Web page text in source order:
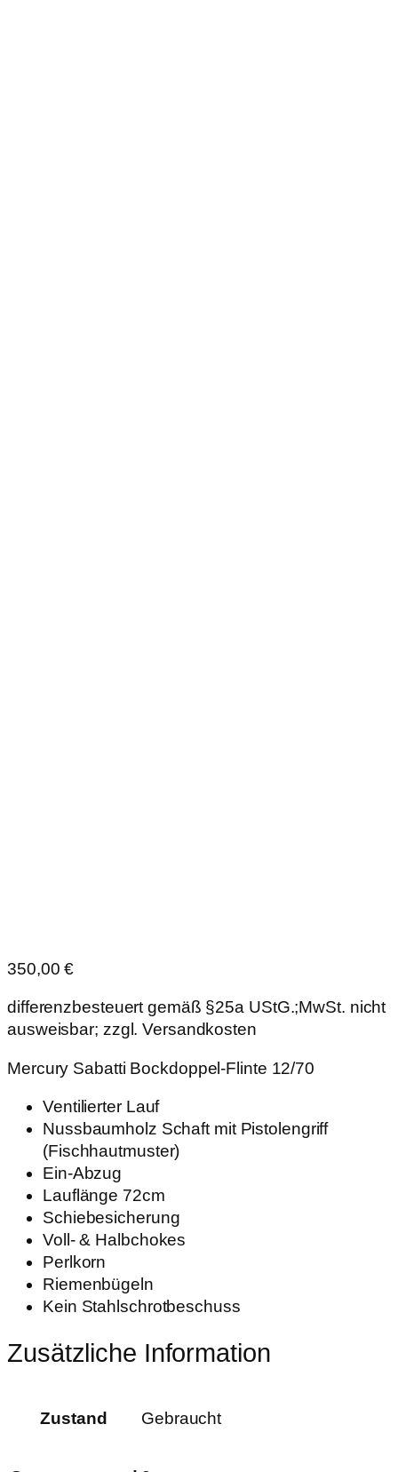
350,00€
differenzbesteuert gemäß §25a UStG.;MwSt. nicht
ausweisbar; zzgl. Versandkosten
Mercury Sabatti Bockdoppel-Flinte 12/70
Ventilierter Lauf
Nussbaumholz Schaft mit Pistolengriff
(Fischhautmuster)
Ein-Abzug
Lauflänge 72cm
Schiebesicherung
Voll- & Halbchokes
Perlkorn
Riemenbügeln
Kein Stahlschrotbeschuss
Zusätzliche Information
Zustand Gebraucht